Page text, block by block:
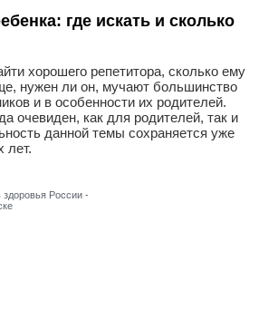
где искать и сколько
хорошего репетитора, сколько ему
нужен ли он, мучают большинство
и в особенности их родителей.
очевиден, как для родителей, так и
данной темы сохраняется уже
лет.